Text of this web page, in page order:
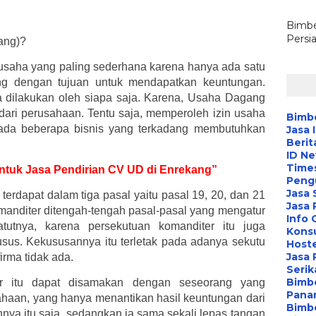
yang paling sederhana karena hanya ada satu
dengan tujuan untuk mendapatkan keuntungan.
oleh siapa saja. Karena, Usaha Dagang
perusahaan. Tentu saja, memperoleh izin usaha
beberapa bisnis yang terkadang membutuhkan
Jasa Pendirian CV UD di Enrekang”
dalam tiga pasal yaitu pasal 19, 20, dan 21
ditengah-tengah pasal-pasal yang mengatur
karena persekutuan komanditer itu juga
Kekususannya itu terletak pada adanya sekutu
tidak ada.
itu dapat disamakan dengan seseorang yang
yang hanya menantikan hasil keuntungan dari
itu saja, sedangkan ia sama sekali lepas tangan
Jasa
ID
Jasa
Jasa
Info
Jasa